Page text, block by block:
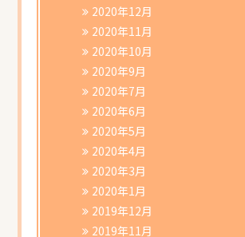
2020年12月
2020年11月
2020年10月
2020年9月
2020年7月
2020年6月
2020年5月
2020年4月
2020年3月
2020年1月
2019年12月
2019年11月